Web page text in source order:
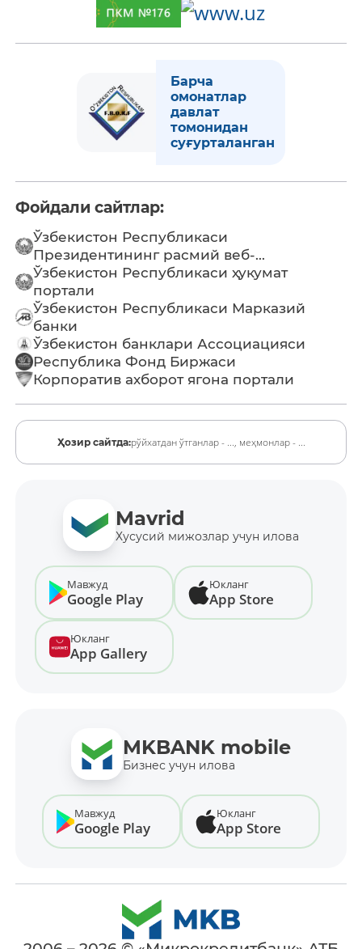
Барча
омонатлар
давлат
томонидан
суғурталанган
Фойдали сайтлар:
Ўзбекистон Республикаси
Президентининг расмий веб-...
Ўзбекистон Республикаси ҳукумат
портали
Ўзбекистон Республикаси Марказий
банки
Ўзбекистон банклари Ассоциацияси
Республика Фонд Биржаси
Корпоратив ахборот ягона портали
Ҳозир сайтда:рўйхатдан ўтганлар - ..., меҳмонлар - ...
Mavrid
Хусусий мижозлар учун илова
Мавжуд
Google Play
Юкланг
App Store
Юкланг
App Gallery
MKBANK mobile
Бизнес учун илова
Мавжуд
Google Play
Юкланг
App Store